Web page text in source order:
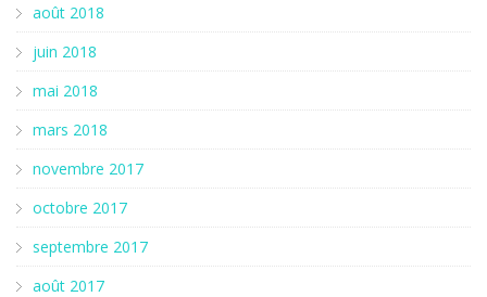
août 2018
juin 2018
mai 2018
mars 2018
novembre 2017
octobre 2017
septembre 2017
août 2017